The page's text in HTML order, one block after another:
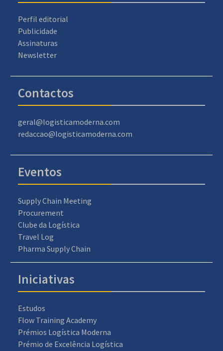
Perfil editorial
Publicidade
Assinaturas
Newsletter
Contactos
geral@logisticamoderna.com
redaccao@logisticamoderna.com
Eventos
Supply Chain Meeting
Procurement
Clube da Logística
Travel Log
Pharma Supply Chain
Iniciativas
Estudos
Flow Training Academy
Prémios Logística Moderna
Prémio de Excelência Logística